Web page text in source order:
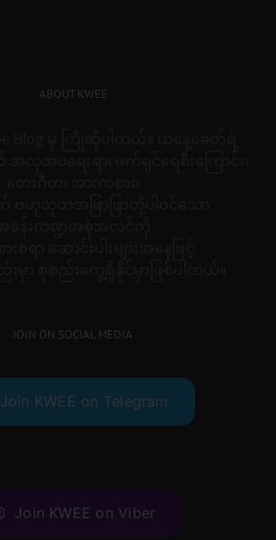
ABOUT KWEE
JOIN ON SOCIAL MEDIA
Join KWEE on Telegram
Join KWEE on Viber